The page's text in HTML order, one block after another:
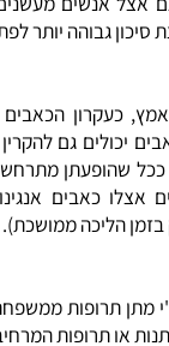
מסוימות ,
גבוהה יותר לפתח
הכאבים
גם להקרין
ממושכת).